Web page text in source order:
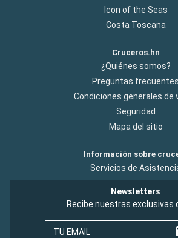
Icon of the Seas
Costa Toscana
Cruceros.hn
¿Quiénes somos?
Preguntas frecuentes
Condiciones generales de
Seguridad
Mapa del sitio
Información sobre
Servicios de
Newsletters
Recibe nuestras exclusivas
TU EMAIL